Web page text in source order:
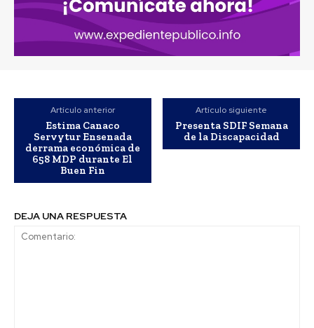
Artículo anterior
Estima Canaco
Servytur Ensenada
derrama económica de
658 MDP durante El
Buen Fin
Artículo siguiente
Presenta SDIF Semana
de la Discapacidad
DEJA UNA RESPUESTA